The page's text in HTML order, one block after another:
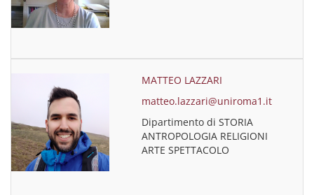
MATTEO LAZZARI
matteo.lazzari@uniroma1.it
Dipartimento di STORIA
ANTROPOLOGIA RELIGIONI
ARTE SPETTACOLO